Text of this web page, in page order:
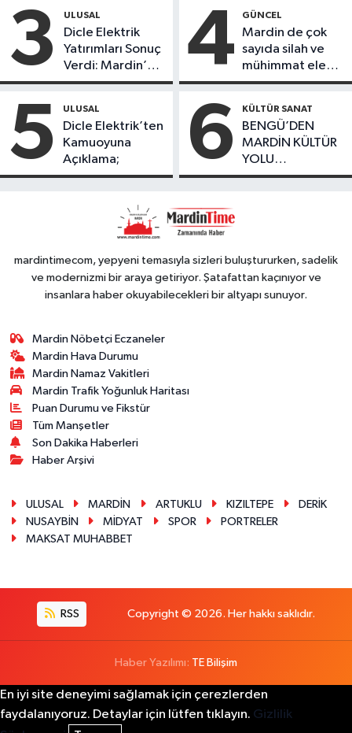
ürünlerini satarak
köydeki
çoçuklara kitap
desteğinde
bulundu
3 ULUSAL
Dicle Elektrik
Yatırımları Sonuç
Verdi: Mardin’de
Kayıp Kaçak
Düşüş
4 GÜNCEL
Mardin de çok
sayıda silah ve
mühimmat ele
geçirildi
5 ULUSAL
Dicle Elektrik’ten
Kamuoyuna
Açıklama;
6 KÜLTÜR SANAT
BENGÜ’DEN
MARDİN KÜLTÜR
YOLU
FESTIVALİ’NDE
mardintimecom, yepyeni temasıyla sizleri buluştururken, sadelik
ve modernizmi bir araya getiriyor. Şatafattan kaçınıyor ve
insanlara haber okuyabilecekleri bir altyapı sunuyor.
Mardin Nöbetçi Eczaneler
Mardin Hava Durumu
Mardin Namaz Vakitleri
Mardin Trafik Yoğunluk Haritası
Puan Durumu ve Fikstür
Tüm Manşetler
Son Dakika Haberleri
Haber Arşivi
ULUSAL MARDİN ARTUKLU KIZILTEPE
DERİK
NUSAYBİN
MİDYAT SPOR
PORTRELER
MAKSAT MUHABBET
RSS Copyright © 2026. Her hakkı saklıdır.
Haber Yazılımı: TE Bilişim
En iyi site deneyimi sağlamak için çerezlerden
faydalanıyoruz. Detaylar için lütfen tıklayın. Gizlilik